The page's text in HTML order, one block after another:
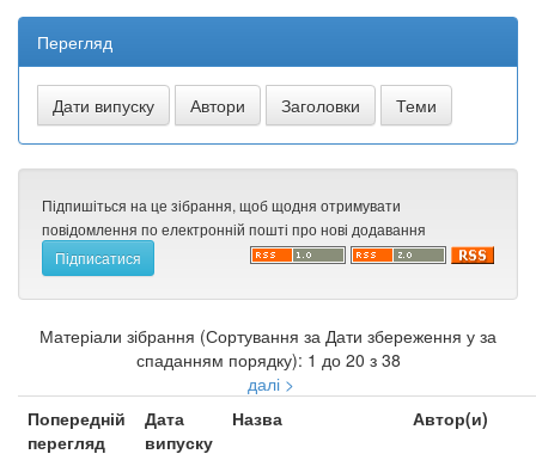
Перегляд
Підпишіться на це зібрання, щоб щодня отримувати
повідомлення по електронній пошті про нові додавання
Матеріали зібрання (Сортування за Дати збереження у за
спаданням порядку): 1 до 20 з 38
далі >
Попередній
перегляд
Дата
випуску
Назва Автор(и)